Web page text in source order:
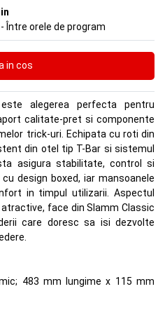
- Între orele de program
alegerea perfecta pentru
calitate-pret si componente
trick-uri. Echipata cu roti din
din otel tip T-Bar si sistemul
asigura stabilitate, control si
design boxed, iar mansoanele
in timpul utilizarii. Aspectul
face din Slamm Classic
care doresc sa isi dezvolte
483 mm lungime x 115 mm